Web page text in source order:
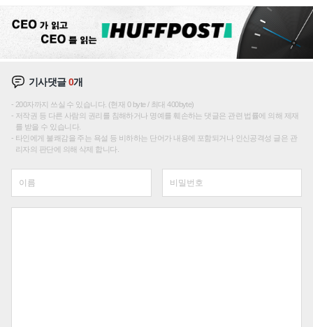
기사댓글0개
200자까지 쓰실 수 있습니다. (현재 0 byte / 최대 400byte)
저작권 등 다른 사람의 권리를 침해하거나 명예를 훼손하는 댓글은 관련 법률에 의해 제재
를 받을 수 있습니다.
타인에게 불쾌감을 주는 욕설 등 비하하는 단어가 내용에 포함되거나 인신공격성 글은 관
리자의 판단에 의해 삭제 합니다.